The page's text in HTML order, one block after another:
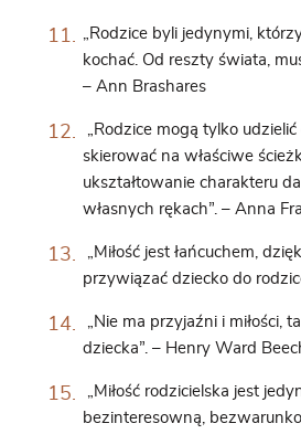
„Rodzice byli jedynymi,
kochać. Od reszty świata,
– Ann Brashares
„Rodzice mogą tylko
skierować na właściwe
ukształtowanie charakteru
własnych rękach”. – Anna
„Miłość jest łańcuchem,
przywiązać dziecko do
„Nie ma przyjaźni i miłości,
dziecka”. – Henry Ward
„Miłość rodzicielska jest
bezinteresowną,